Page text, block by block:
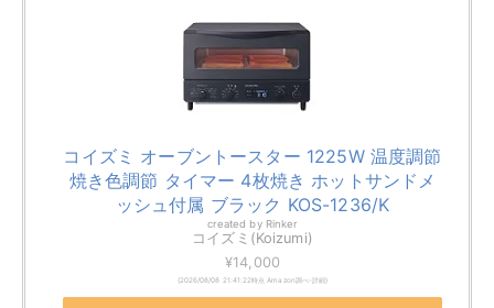
コイズミ オーブントースター 1225W 温度調節
焼き色調節 タイマー 4枚焼き ホットサンドメ
ッシュ付属 ブラック KOS-1236/K
created by Rinker
コイズミ(Koizumi)
¥14,000
(2026/08/08 21:41:22時点 Amazon調べ- 詳細)